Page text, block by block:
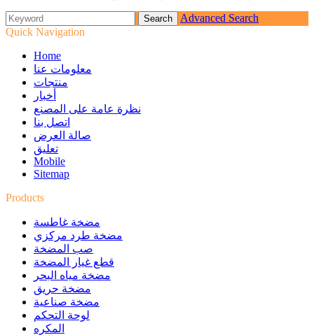
Advanced Search
Quick Navigation
Home
معلومات عنا
منتجات
أخبار
نظرة عامة على المصنع
اتصل بنا
صالة العرض
تعليق
Mobile
Sitemap
Products
مضخة غاطسة
مضخة طرد مركزي
صب المضخة
قطع غيار المضخة
مضخة مياه البحر
مضخة حريق
مضخة صناعية
لوحة التحكم
المكره